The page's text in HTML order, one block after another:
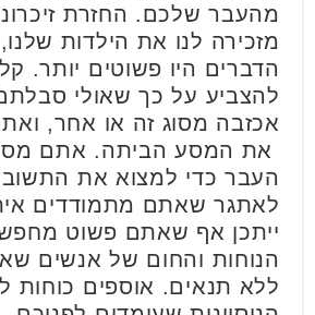
מהעבר שלכם. החזרת
מזכירה לנו את הילדות
הדברים היו פשוטים יותר.
להצביע על כך שאולי
אכזבה מסוג זה או אחר,
את המסע הביתה. אתם
העבר כדי למצוא את
לאתגר שאתם מתמודדים
ייתכן אף שאתם פשוט
הנוחות והחום של אנשים
ללא תנאים. אוספים כוחות